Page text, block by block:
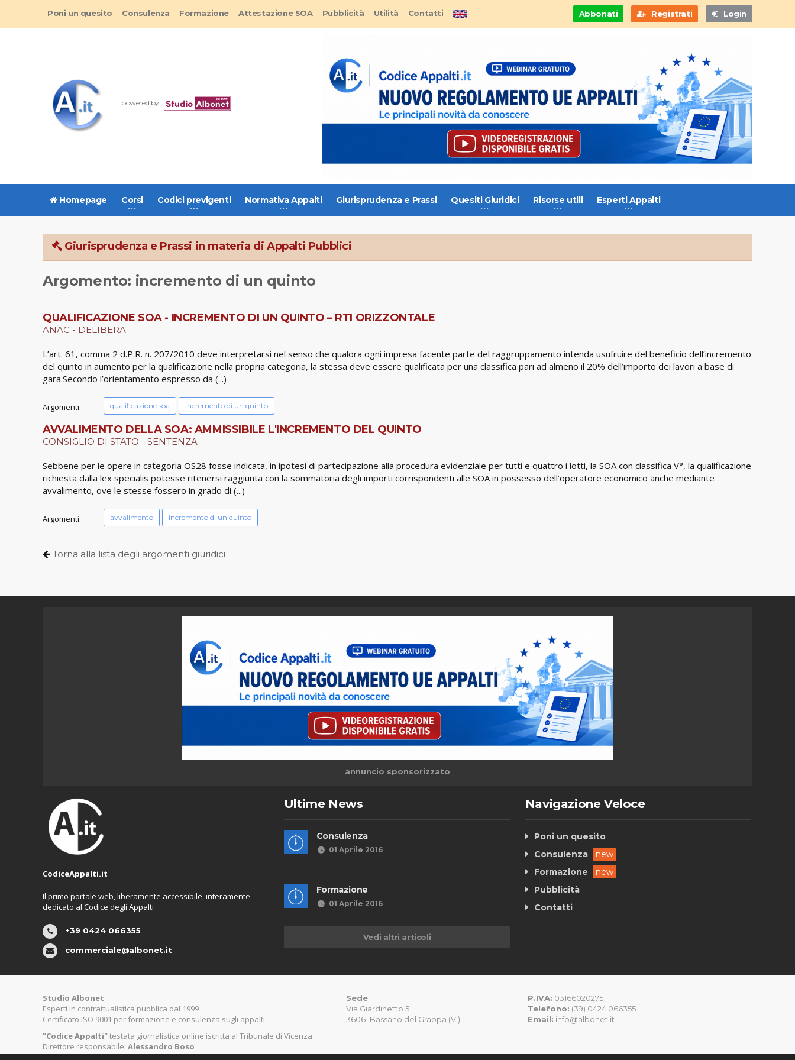
Abbonati Registrati Login
Poni un quesito Consulenza Formazione Attestazione SOA Pubblicità Utilità Contatti
powered by
Homepage Corsi Codici previgenti Normativa Appalti Giurisprudenza e Prassi Quesiti Giuridici Risorse utili Esperti Appalti
Giurisprudenza e Prassi in materia di Appalti Pubblici
Argomento: incremento di un quinto
QUALIFICAZIONE SOA - INCREMENTO DI UN QUINTO – RTI ORIZZONTALE
ANAC - DELIBERA
L’art. 61, comma 2 d.P.R. n. 207/2010 deve interpretarsi nel senso che qualora ogni impresa facente parte del raggruppamento intenda usufruire del beneficio dell’incremento
del quinto in aumento per la qualificazione nella propria categoria, la stessa deve essere qualificata per una classifica pari ad almeno il 20% dell’importo dei lavori a base di
gara.Secondo l’orientamento espresso da (...)
Argomenti: qualificazione soa incremento di un quinto
AVVALIMENTO DELLA SOA: AMMISSIBILE L'INCREMENTO DEL QUINTO
CONSIGLIO DI STATO - SENTENZA
Sebbene per le opere in categoria OS28 fosse indicata, in ipotesi di partecipazione alla procedura evidenziale per tutti e quattro i lotti, la SOA con classifica V°, la qualificazione
richiesta dalla lex specialis potesse ritenersi raggiunta con la sommatoria degli importi corrispondenti alle SOA in possesso dell’operatore economico anche mediante
avvalimento, ove le stesse fossero in grado di (...)
Argomenti: avvalimento incremento di un quinto
Torna alla lista degli argomenti giuridici
annuncio sponsorizzato
CodiceAppalti.it
Il primo portale web, liberamente accessibile, interamente
dedicato al Codice degli Appalti
+39 0424 066355
commerciale@albonet.it
Ultime News
Consulenza
01 Aprile 2016
Formazione
01 Aprile 2016
Vedi altri articoli
Navigazione Veloce
Poni un quesito
Consulenza
new
Formazione
new
Pubblicità
Contatti
Studio Albonet
Esperti in contrattualistica pubblica dal 1999
Certificato ISO 9001 per formazione e consulenza sugli appalti
"Codice Appalti"testata giornalistica online iscritta al Tribunale di Vicenza
Direttore responsabile: Alessandro Boso
Sede
Via Giardinetto 5
36061 Bassano del Grappa (VI)
P.IVA: 03166020275
Telefono: (39) 0424 066355
Email: info@albonet.it